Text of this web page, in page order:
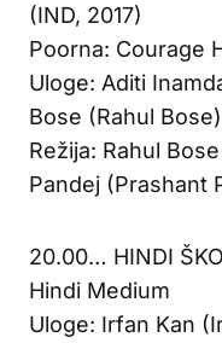
(IND, 2017)
Poorna: Courage
Uloge: Aditi
Bose (Rahul Bose)
Režija: Rahul
Pandej (Prashant
20.00… HINDI
Hindi Medium
Uloge: Irfan Kan